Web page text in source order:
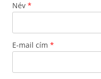
Név *
E-mail cím *